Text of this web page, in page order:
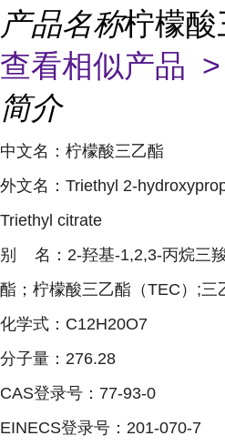
产品名称柠檬酸
查看相似产品 >
简介
中文名：柠檬酸三乙酯
外文名：Triethyl 2-
Triethyl citrate
别 名：2-羟基-1,2,3-丙烷三
酯；柠檬酸三乙酯（TEC）;三
化学式：C12H20O7
分子量：276.28
CAS登录号：77-93-0
EINECS登录号：201-070-7